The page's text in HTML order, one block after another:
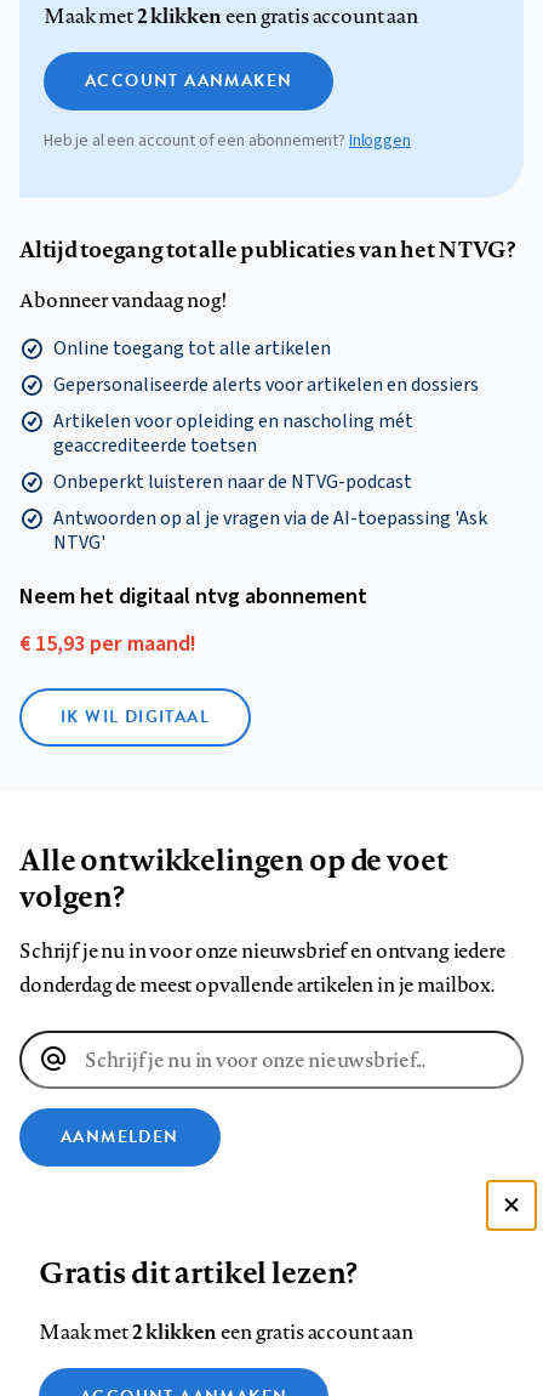
Maak met2 klikkeneen gratis account aan
ACCOUNT AANMAKEN
Heb je al een account of een abonnement?Inloggen
Altijd toegang tot alle publicaties van het NTVG?
Abonneer vandaag nog!
Online toegang tot alle artikelen
Gepersonaliseerde alerts voor artikelen en dossiers
Artikelen voor opleiding en nascholing mét
geaccrediteerde toetsen
Onbeperkt luisteren naar de NTVG-podcast
Antwoorden op al je vragen via de AI-toepassing 'Ask
NTVG'
Neem het digitaal ntvg abonnement
€ 15,93 per maand!
IK WIL DIGITAAL
Alle ontwikkelingen op de voet
volgen?
Schrijf je nu in voor onze nieuwsbrief en ontvang iedere
donderdag de meest opvallende artikelen in je mailbox.
E-
mailadres
AANMELDEN
ons
op
ons
op
ons
op
ons
op
ons
op
ons
Contact Colofon Disclaimer Privacy
Zie onze cookie policy
Gratis dit artikel lezen?
Maak met2 klikkeneen gratis account aan